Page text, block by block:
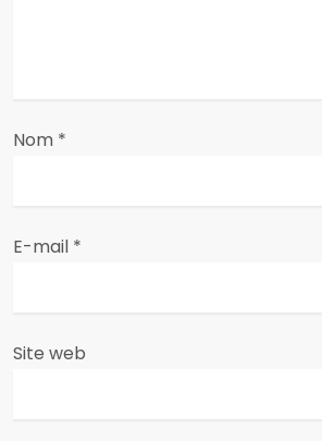
r
c
e
Nom *
E-mail *
Site web